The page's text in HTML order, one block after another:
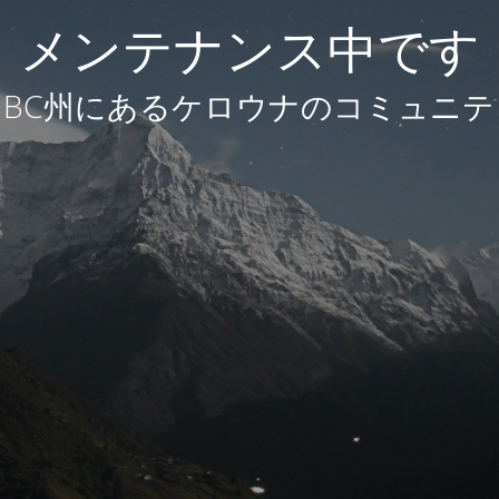
メンテナンス中です
州にあるケロウナのコミュニ